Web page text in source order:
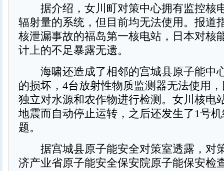
据介绍，女川町对策中心拥有监控核
辐射量的系统，但目前均无法使用。报道
核泄漏事故的福岛第一核电站，日本对核
计上的不足暴露无遗。
海啸还造成了相邻的宫城县原子能中
的损坏，4台放射性物质监测器无法使用
独立对水源和农作物进行检测。女川核电
地震而自动停止运转，之后还发生了1号
题。
据宫城县原子能安全对策室透露，对
济产业省原子能安全保安院原子能保安检